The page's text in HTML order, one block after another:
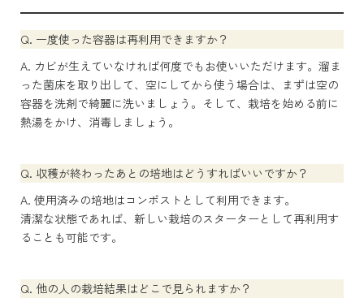
Q. 一度使った容器は再利用できますか？
A. カビが生えていなければ何度でもお使いいただけます。溜ま
った菌床を取り出して、空にしてから使う場合は、まずは空の
容器を洗剤で綺麗に洗いましょう。そして、栽培を始める前に
熱湯をかけ、消毒しましょう。
Q. 収穫が終わったあとの培地はどうすればいいですか？
A. 使用済みの培地はコンポストとして利用できます。
清潔な状態であれば、新しい栽培のスターターとして再利用す
ることも可能です。
Q. 他の人の栽培結果はどこで見られますか？